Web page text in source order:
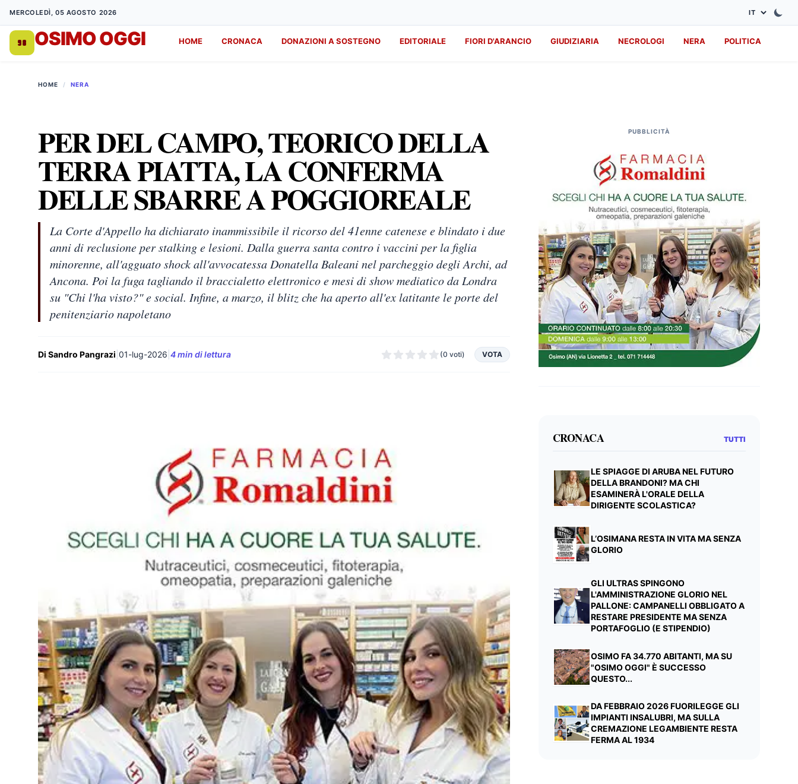
MERCOLEDÌ, 05 AGOSTO 2026
OSIMO OGGI HOME CRONACA DONAZIONI A SOSTEGNO EDITORIALE FIORI D'ARANCIO GIUDIZIARIA NECROLOGI NERA POLITICA
HOME / NERA
PER DEL CAMPO, TEORICO DELLA
TERRA PIATTA, LA CONFERMA
DELLE SBARRE A POGGIOREALE
La Corte d'Appello ha dichiarato inammissibile il ricorso del 41enne catenese e blindato i due
anni di reclusione per stalking e lesioni. Dalla guerra santa contro i vaccini per la figlia
minorenne, all'agguato shock all'avvocatessa Donatella Baleani nel parcheggio degli Archi, ad
Ancona. Poi la fuga tagliando il braccialetto elettronico e mesi di show mediatico da Londra
su "Chi l'ha visto?" e social. Infine, a marzo, il blitz che ha aperto all'ex latitante le porte del
penitenziario napoletano
Di Sandro Pangrazi 01-lug-2026 4 min di lettura (0 voti) VOTA
PUBBLICITÀ
CRONACA TUTTI
LE SPIAGGE DI ARUBA NEL FUTURO
DELLA BRANDONI? MA CHI
ESAMINERÀ L'ORALE DELLA
DIRIGENTE SCOLASTICA?
L’OSIMANA RESTA IN VITA MA SENZA
GLORIO
GLI ULTRAS SPINGONO
L'AMMINISTRAZIONE GLORIO NEL
PALLONE: CAMPANELLI OBBLIGATO A
RESTARE PRESIDENTE MA SENZA
PORTAFOGLIO (E STIPENDIO)
OSIMO FA 34.770 ABITANTI, MA SU
"OSIMO OGGI" È SUCCESSO
QUESTO...
DA FEBBRAIO 2026 FUORILEGGE GLI
IMPIANTI INSALUBRI, MA SULLA
CREMAZIONE LEGAMBIENTE RESTA
FERMA AL 1934